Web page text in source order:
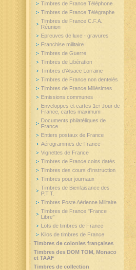
Timbres de France Téléphone
Timbres de France Télégraphe
Timbres de France C.F.A.
Réunion
Epreuves de luxe - gravures
Franchise militaire
Timbres de Guerre
Timbres de Libération
Timbres d'Alsace Lorraine
Timbres de France non dentelés
Timbres de France Millésimes
Emissions communes
Enveloppes et cartes 1er Jour de
France, cartes maximum
Documents philatéliques de
France
Entiers postaux de France
Aérogrammes de France
Vignettes de France
Timbres de France coins datés
Timbres des cours d'instruction
Timbres pour journaux
Timbres de Bienfaisance des
P.T.T.
Timbres Poste Aérienne Militaire
Timbres de France "France
Libre"
Lots de timbres de France
Kilos de timbres de France
Timbres de colonies françaises
Timbres des DOM TOM, Monaco
et TAAF
Timbres de collection